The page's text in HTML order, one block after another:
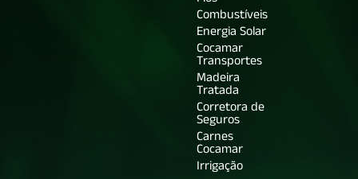
Combustíveis
Energia Solar
Cocamar
Transportes
Madeira
Tratada
Corretora de
Seguros
Carnes
Cocamar
Irrigação